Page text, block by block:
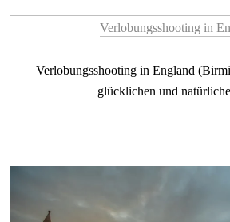
Verlobungsshooting in
Verlobungsshooting in England
glücklichen und